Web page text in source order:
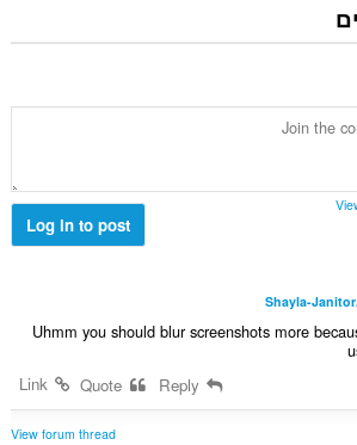
ו
ג
:
ר
ר
ו
ם
Log in to post
Shayla-
Uhmm you should blur screenshots more
Link
View forum thread